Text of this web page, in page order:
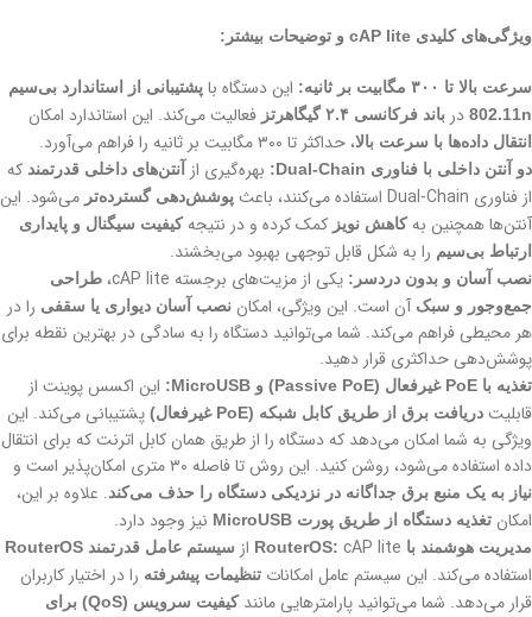
ویژگی‌های کلیدی cAP lite و توضیحات بیشتر:
سرعت بالا تا ۳۰۰ مگابیت بر ثانیه: این دستگاه با پشتیبانی از استاندارد بی‌سیم
802.11n در باند فرکانسی ۲.۴ گیگاهرتز فعالیت می‌کند. این استاندارد امکان
انتقال داده‌ها با سرعت بالا، حداکثر تا ۳۰۰ مگابیت بر ثانیه را فراهم می‌آورد.
دو آنتن داخلی با فناوری Dual-Chain: بهره‌گیری از آنتن‌های داخلی قدرتمند که
از فناوری Dual-Chain استفاده می‌کنند، باعث
پوشش‌دهی گسترده‌تر می‌شود. این
آنتن‌ها همچنین بهکاهش نویز کمک کرده و در نتیجهکیفیت سیگنال و پایداری
ارتباط بی‌سیم را به شکل قابل توجهی بهبود می‌بخشند.
نصب آسان و بدون دردسر: یکی از مزیت‌های برجسته cAP lite،
طراحی
جمع‌وجور و سبک آن است. این ویژگی، امکان نصب آسان دیواری یا سقفی را در
هر محیطی فراهم می‌کند. شما می‌توانید دستگاه را به سادگی در بهترین نقطه برای
پوشش‌دهی حداکثری قرار دهید.
تغذیه با PoE غیرفعال (Passive PoE) و MicroUSB:
این اکسس پوینت از
قابلیت دریافت برق از طریق کابل شبکه (PoE غیرفعال)
پشتیبانی می‌کند. این
ویژگی به شما امکان می‌دهد که دستگاه را از طریق همان کابل اترنت که برای انتقال
داده استفاده می‌شود، روشن کنید. این روش تا فاصله ۳۰ متری امکان‌پذیر است و
نیاز به یک منبع برق جداگانه در نزدیکی دستگاه را حذف می‌کند. علاوه بر این،
امکان تغذیه دستگاه از طریق پورت MicroUSB نیز وجود دارد.
مدیریت هوشمند با RouterOS: cAP lite از سیستم عامل قدرتمند RouterOS
استفاده می‌کند. این سیستم عامل امکانات تنظیمات پیشرفته را در اختیار کاربران
قرار می‌دهد. شما می‌توانید پارامترهایی مانند
کیفیت سرویس (QoS) برای